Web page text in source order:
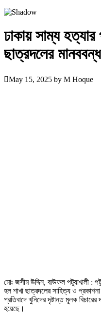
ঢাকায় সাম্য হত্যার
ছাত্রদলের
May 15, 2025 by M Hoque
মোঃ জসীম উদ্দিন, বাউফল পটুয়াখালী :
হল শাখা ছাত্রদলের সাহিত্য ও
প্রতিবাদে খুনিদের দৃষ্টান্ত মূলক
হয়েছে।